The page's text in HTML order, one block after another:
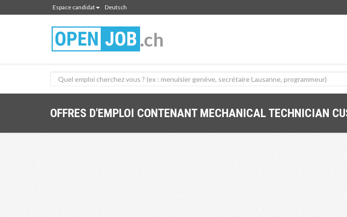
Espace candidat Deutsch
.ch
OFFRES D'EMPLOI CONTENANT MECHANICAL TECHNICIAN